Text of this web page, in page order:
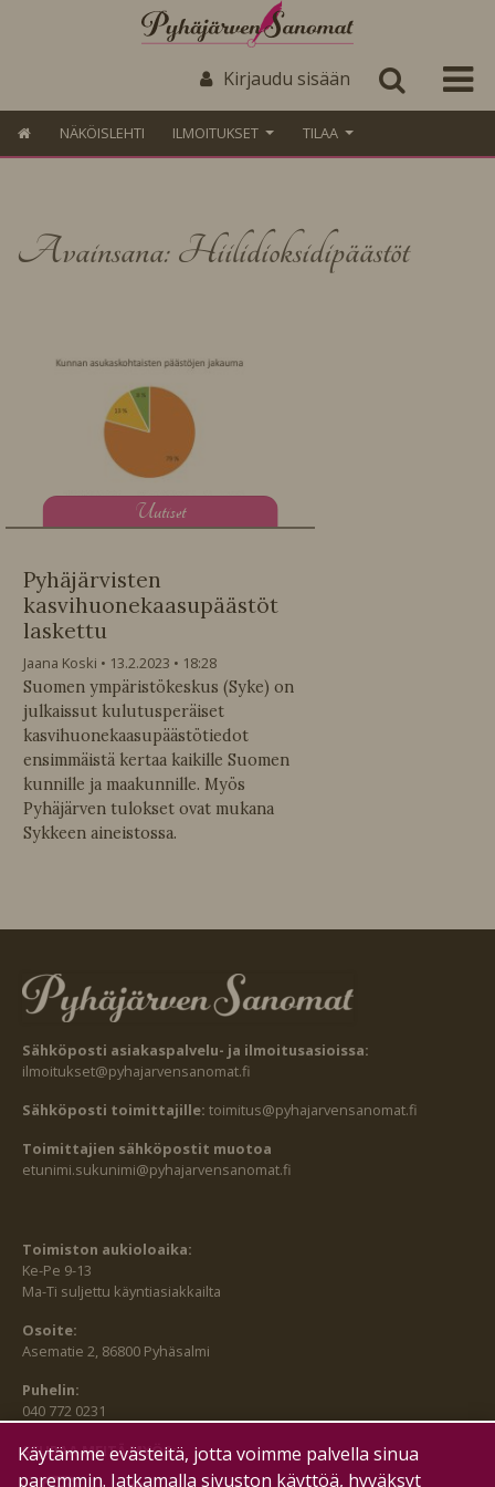
Kirjaudu sisään
NÄKÖISLEHTI ILMOITUKSET TILAA
Avainsana: Hiilidioksidipäästöt
Uutiset
Pyhäjärvisten
kasvihuonekaasupäästöt
laskettu
Jaana Koski 13.2.2023
18:28
Suomen ympäristökeskus (Syke) on
julkaissut kulutusperäiset
kasvihuonekaasupäästötiedot
ensimmäistä kertaa kaikille Suomen
kunnille ja maakunnille. Myös
Pyhäjärven tulokset ovat mukana
Sykkeen aineistossa.
Sähköposti asiakaspalvelu- ja ilmoitusasioissa:
ilmoitukset@pyhajarvensanomat.fi
Sähköposti toimittajille: toimitus@pyhajarvensanomat.fi
Toimittajien sähköpostit muotoa
etunimi.sukunimi@pyhajarvensanomat.fi
Toimiston aukioloaika:
Ke-Pe 9-13
Ma-Ti suljettu käyntiasiakkailta
Osoite:
Asematie 2, 86800 Pyhäsalmi
Puhelin:
040 772 0231
SEURAA MEITÄ MYÖS:
Käytämme evästeitä, jotta voimme palvella sinua
paremmin. Jatkamalla sivuston käyttöä, hyväksyt